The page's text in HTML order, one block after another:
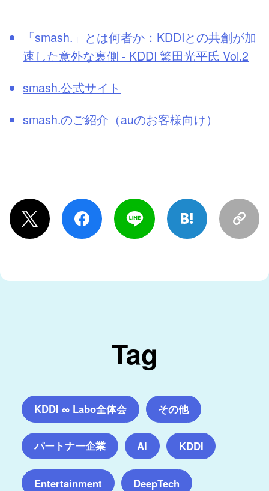
「smash.」とは何者か：KDDIとの共創が加
速した意外な裏側 - KDDI 繁田光平氏 Vol.2
smash.公式サイト
smash.のご紹介（auのお客様向け）
Tag
KDDI ∞ Labo全体会 その他
パートナー企業 AI KDDI
Entertainment DeepTech